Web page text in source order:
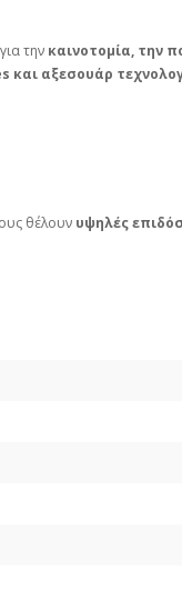
την καινοτομία, την
και αξεσουάρ
θέλουν υψηλές